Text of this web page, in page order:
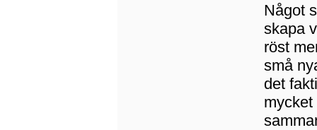
Något
skapa
röst
små
det